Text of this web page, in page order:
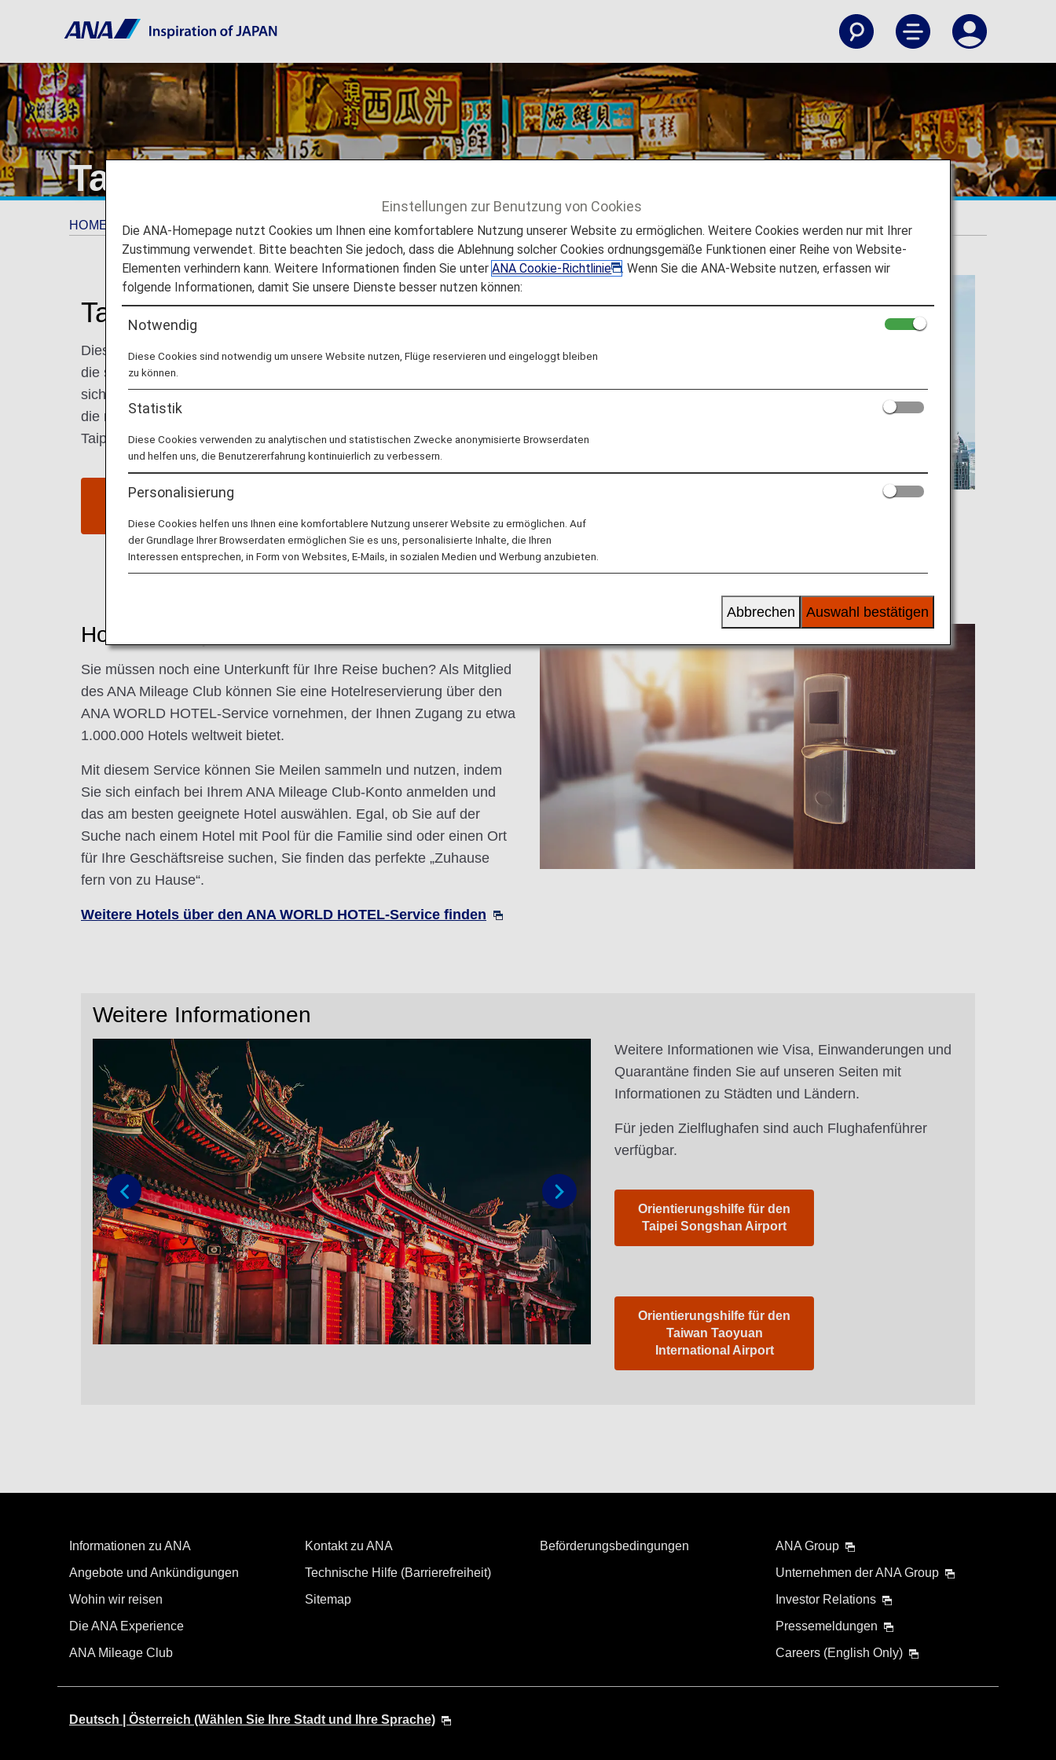
Taipei
HOME Planen und Buchen Wohin wir reisen Taipeh
Taipei entdecken
Diese aufregende Stadt ist eine Mischung aus regionalen Einflüssen,
die sich in den Straßen und der Architektur widerspiegelt. Lassen Sie
sich vom fantastischen Street Food verwöhnen, und bewundern Sie
die moderne Skyline dieser Stadt vom Gipfel des majestätischen
Taipei 101.
Flüge nach Taipei suchen
Hotels in Taipei
Sie müssen noch eine Unterkunft für Ihre Reise buchen? Als Mitglied
des ANA Mileage Club können Sie eine Hotelreservierung über den
ANA WORLD HOTEL-Service vornehmen, der Ihnen Zugang zu etwa
1.000.000 Hotels weltweit bietet.
Mit diesem Service können Sie Meilen sammeln und nutzen, indem
Sie sich einfach bei Ihrem ANA Mileage Club-Konto anmelden und
das am besten geeignete Hotel auswählen. Egal, ob Sie auf der
Suche nach einem Hotel mit Pool für die Familie sind oder einen Ort
für Ihre Geschäftsreise suchen, Sie finden das perfekte „Zuhause
fern von zu Hause“.
Weitere Hotels über den ANA WORLD HOTEL-Service finden
Weitere Informationen
Vorige
Weitere Informationen wie Visa, Einwanderungen und
Quarantäne finden Sie auf unseren Seiten mit
Informationen zu Städten und Ländern.
Für jeden Zielflughafen sind auch Flughafenführer
verfügbar.
Orientierungshilfe für den
Taipei Songshan Airport
Orientierungshilfe für den
Taiwan Taoyuan
International Airport
Informationen zu ANA
Angebote und Ankündigungen
Wohin wir reisen
Die ANA Experience
ANA Mileage Club
Kontakt zu ANA
Technische Hilfe (Barrierefreiheit)
Sitemap
Beförderungsbedingungen
ANA Group
Unternehmen der ANA Group
Investor Relations
Pressemeldungen
Careers (English Only)
Deutsch | Österreich (Wählen Sie Ihre Stadt und Ihre Sprache)
Einstellungen zur Benutzung von Cookies
Die ANA-Homepage nutzt Cookies um Ihnen eine komfortablere Nutzung unserer Website zu ermöglichen. Weitere Cookies werden nur mit Ihrer
Zustimmung verwendet. Bitte beachten Sie jedoch, dass die Ablehnung solcher Cookies ordnungsgemäße Funktionen einer Reihe von Website-
Elementen verhindern kann. Weitere Informationen finden Sie unterANA Cookie-Richtlinie
. Wenn Sie die ANA-Website nutzen, erfassen wir
folgende Informationen, damit Sie unsere Dienste besser nutzen können:
Notwendig
Diese Cookies sind notwendig um unsere Website nutzen, Flüge reservieren und eingeloggt bleiben
zu können.
Statistik
Diese Cookies verwenden zu analytischen und statistischen Zwecke anonymisierte Browserdaten
und helfen uns, die Benutzererfahrung kontinuierlich zu verbessern.
Personalisierung
Diese Cookies helfen uns Ihnen eine komfortablere Nutzung unserer Website zu ermöglichen. Auf
der Grundlage Ihrer Browserdaten ermöglichen Sie es uns, personalisierte Inhalte, die Ihren
Interessen entsprechen, in Form von Websites, E-Mails, in sozialen Medien und Werbung anzubieten.
Auswahl bestätigen
Abbrechen